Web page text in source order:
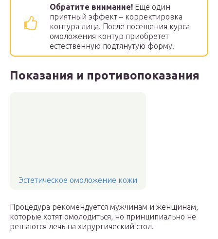
Обратите внимание! Еще один
приятный эффект – корректировка
контура лица. После посещения курса
омоложения контур приобретет
естественную подтянутую форму.
Показания и противопоказания
Эстетическое омоложение кожи
Процедура рекомендуется мужчинам и женщинам,
которые хотят омолодиться, но принципиально не
решаются лечь на хирургический стол.